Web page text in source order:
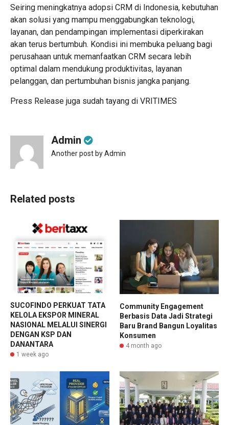
Seiring meningkatnya adopsi CRM di Indonesia, kebutuhan
akan solusi yang mampu menggabungkan teknologi,
layanan, dan pendampingan implementasi diperkirakan
akan terus bertumbuh. Kondisi ini membuka peluang bagi
perusahaan untuk memanfaatkan CRM secara lebih
optimal dalam mendukung produktivitas, layanan
pelanggan, dan pertumbuhan bisnis jangka panjang.
Press Release juga sudah tayang di VRITIMES
Admin
Another post by Admin
Related posts
SUCOFINDO PERKUAT TATA
KELOLA EKSPOR MINERAL
NASIONAL MELALUI SINERGI
DENGAN KSP DAN
DANANTARA
1 week ago
Community Engagement
Berbasis Data Jadi Strategi
Baru Brand Bangun Loyalitas
Konsumen
4 month ago